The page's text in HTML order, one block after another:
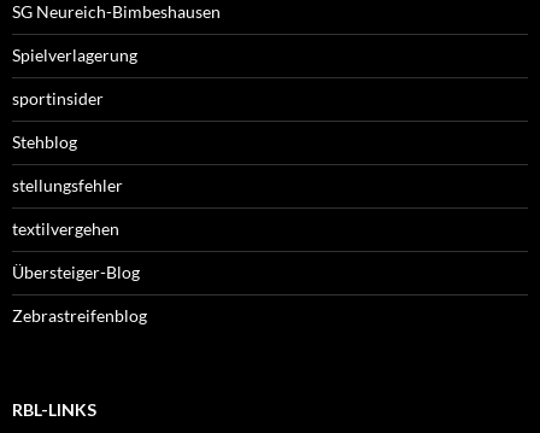
SG Neureich-Bimbeshausen
Spielverlagerung
sportinsider
Stehblog
stellungsfehler
textilvergehen
Übersteiger-Blog
Zebrastreifenblog
RBL-LINKS